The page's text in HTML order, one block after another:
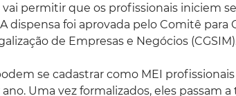
permitir que os profissionais iniciem
dispensa foi aprovada pelo Comitê para
de Empresas e Negócios
se cadastrar como MEI
ano. Uma vez formalizados, eles